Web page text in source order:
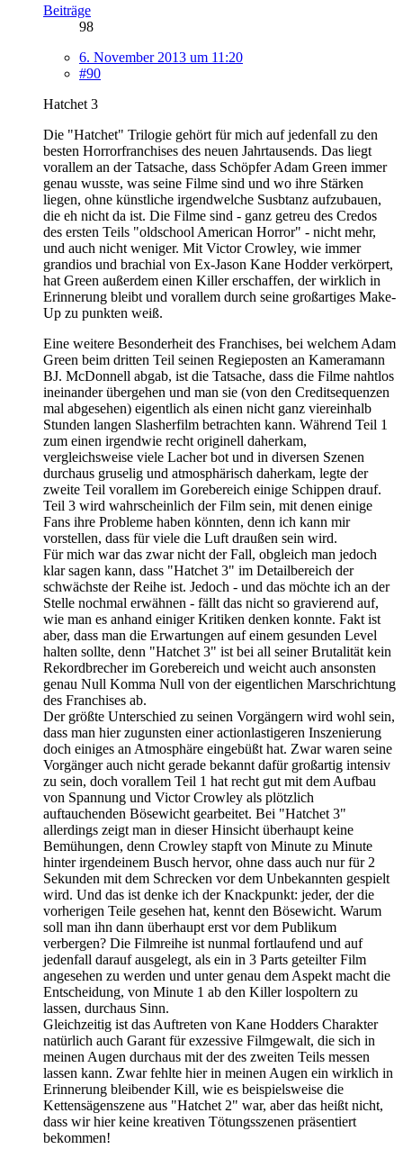
Beiträge
98
6. November 2013 um 11:20
#90
Hatchet 3
Die "Hatchet" Trilogie gehört für mich auf jedenfall zu den
besten Horrorfranchises des neuen Jahrtausends. Das liegt
vorallem an der Tatsache, dass Schöpfer Adam Green immer
genau wusste, was seine Filme sind und wo ihre Stärken
liegen, ohne künstliche irgendwelche Susbtanz aufzubauen,
die eh nicht da ist. Die Filme sind - ganz getreu des Credos
des ersten Teils "oldschool American Horror" - nicht mehr,
und auch nicht weniger. Mit Victor Crowley, wie immer
grandios und brachial von Ex-Jason Kane Hodder verkörpert,
hat Green außerdem einen Killer erschaffen, der wirklich in
Erinnerung bleibt und vorallem durch seine großartiges Make-
Up zu punkten weiß.
Eine weitere Besonderheit des Franchises, bei welchem Adam
Green beim dritten Teil seinen Regieposten an Kameramann
BJ. McDonnell abgab, ist die Tatsache, dass die Filme nahtlos
ineinander übergehen und man sie (von den Creditsequenzen
mal abgesehen) eigentlich als einen nicht ganz viereinhalb
Stunden langen Slasherfilm betrachten kann. Während Teil 1
zum einen irgendwie recht originell daherkam,
vergleichsweise viele Lacher bot und in diversen Szenen
durchaus gruselig und atmosphärisch daherkam, legte der
zweite Teil vorallem im Gorebereich einige Schippen drauf.
Teil 3 wird wahrscheinlich der Film sein, mit denen einige
Fans ihre Probleme haben könnten, denn ich kann mir
vorstellen, dass für viele die Luft draußen sein wird.
Für mich war das zwar nicht der Fall, obgleich man jedoch
klar sagen kann, dass "Hatchet 3" im Detailbereich der
schwächste der Reihe ist. Jedoch - und das möchte ich an der
Stelle nochmal erwähnen - fällt das nicht so gravierend auf,
wie man es anhand einiger Kritiken denken konnte. Fakt ist
aber, dass man die Erwartungen auf einem gesunden Level
halten sollte, denn "Hatchet 3" ist bei all seiner Brutalität kein
Rekordbrecher im Gorebereich und weicht auch ansonsten
genau Null Komma Null von der eigentlichen Marschrichtung
des Franchises ab.
Der größte Unterschied zu seinen Vorgängern wird wohl sein,
dass man hier zugunsten einer actionlastigeren Inszenierung
doch einiges an Atmosphäre eingebüßt hat. Zwar waren seine
Vorgänger auch nicht gerade bekannt dafür großartig intensiv
zu sein, doch vorallem Teil 1 hat recht gut mit dem Aufbau
von Spannung und Victor Crowley als plötzlich
auftauchenden Bösewicht gearbeitet. Bei "Hatchet 3"
allerdings zeigt man in dieser Hinsicht überhaupt keine
Bemühungen, denn Crowley stapft von Minute zu Minute
hinter irgendeinem Busch hervor, ohne dass auch nur für 2
Sekunden mit dem Schrecken vor dem Unbekannten gespielt
wird. Und das ist denke ich der Knackpunkt: jeder, der die
vorherigen Teile gesehen hat, kennt den Bösewicht. Warum
soll man ihn dann überhaupt erst vor dem Publikum
verbergen? Die Filmreihe ist nunmal fortlaufend und auf
jedenfall darauf ausgelegt, als ein in 3 Parts geteilter Film
angesehen zu werden und unter genau dem Aspekt macht die
Entscheidung, von Minute 1 ab den Killer lospoltern zu
lassen, durchaus Sinn.
Gleichzeitig ist das Auftreten von Kane Hodders Charakter
natürlich auch Garant für exzessive Filmgewalt, die sich in
meinen Augen durchaus mit der des zweiten Teils messen
lassen kann. Zwar fehlte hier in meinen Augen ein wirklich in
Erinnerung bleibender Kill, wie es beispielsweise die
Kettensägenszene aus "Hatchet 2" war, aber das heißt nicht,
dass wir hier keine kreativen Tötungsszenen präsentiert
bekommen!